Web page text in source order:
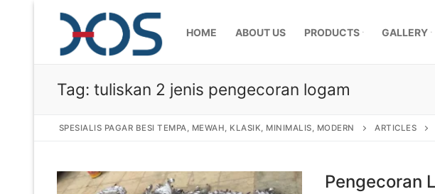
HOME ABOUT US PRODUCTS GALLERY
Home
Tag: tuliskan 2 jenis pengecoran logam
SPESIALIS PAGAR BESI TEMPA, MEWAH, KLASIK, MINIMALIS, MODERN ARTICLES
Pengecoran